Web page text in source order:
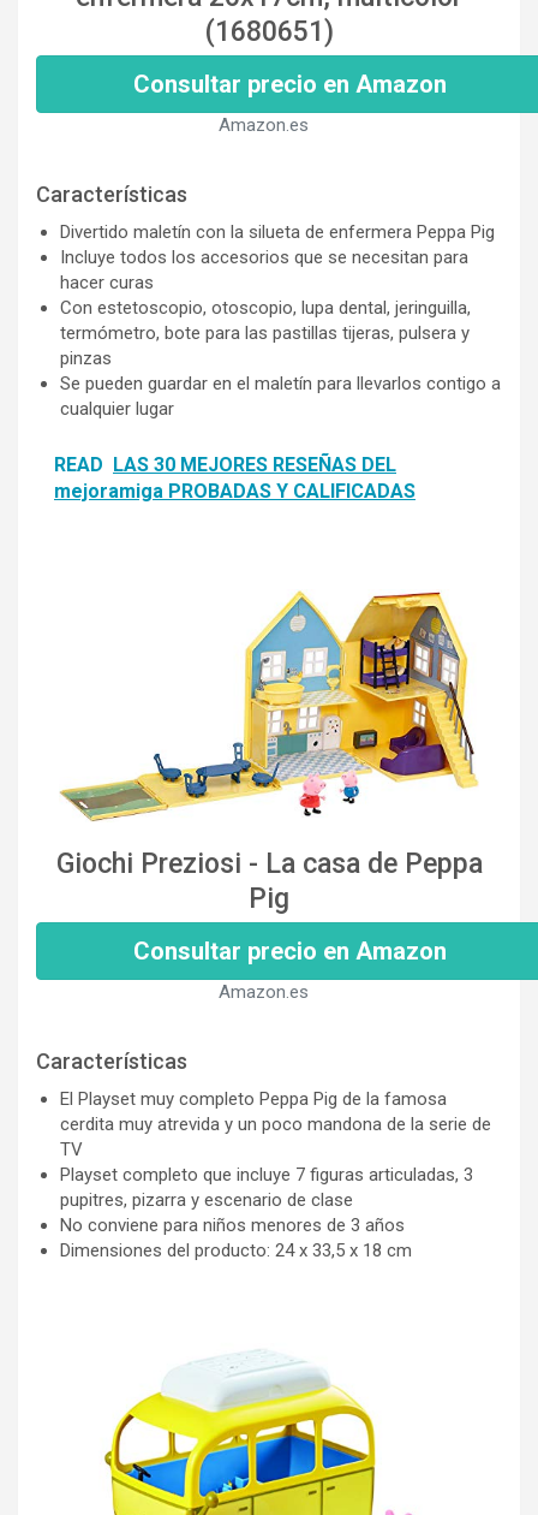
(1680651)
Consultar precio en Amazon
Amazon.es
Características
Divertido maletín con la silueta de enfermera Peppa Pig
Incluye todos los accesorios que se necesitan para
hacer curas
Con estetoscopio, otoscopio, lupa dental, jeringuilla,
termómetro, bote para las pastillas tijeras, pulsera y
pinzas
Se pueden guardar en el maletín para llevarlos contigo a
cualquier lugar
READ LAS 30 MEJORES RESEÑAS DEL
mejoramiga PROBADAS Y CALIFICADAS
Giochi Preziosi - La casa de Peppa
Pig
Consultar precio en Amazon
Amazon.es
Características
El Playset muy completo Peppa Pig de la famosa
cerdita muy atrevida y un poco mandona de la serie de
TV
Playset completo que incluye 7 figuras articuladas, 3
pupitres, pizarra y escenario de clase
No conviene para niños menores de 3 años
Dimensiones del producto: 24 x 33,5 x 18 cm